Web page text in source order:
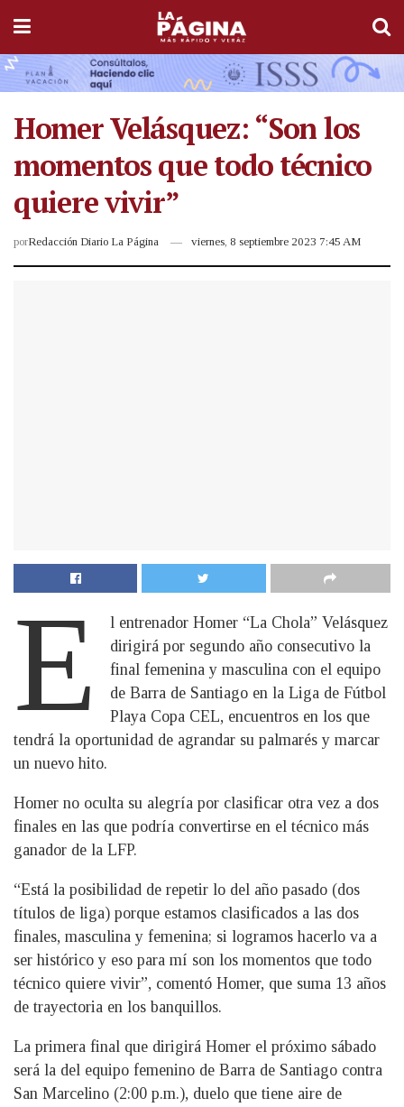
Homer Velásquez: “Son los
momentos que todo técnico
quiere vivir”
porRedacción Diario La Página viernes, 8 septiembre 2023 7:45 AM
E
l entrenador Homer “La Chola” Velásquez
dirigirá por segundo año consecutivo la
final femenina y masculina con el equipo
de Barra de Santiago en la Liga de Fútbol
Playa Copa CEL, encuentros en los que
tendrá la oportunidad de agrandar su palmarés y marcar
un nuevo hito.
Homer no oculta su alegría por clasificar otra vez a dos
finales en las que podría convertirse en el técnico más
ganador de la LFP.
“Está la posibilidad de repetir lo del año pasado (dos
títulos de liga) porque estamos clasificados a las dos
finales, masculina y femenina; si logramos hacerlo va a
ser histórico y eso para mí son los momentos que todo
técnico quiere vivir”, comentó Homer, que suma 13 años
de trayectoria en los banquillos.
La primera final que dirigirá Homer el próximo sábado
será la del equipo femenino de Barra de Santiago contra
San Marcelino (2:00 p.m.), duelo que tiene aire de